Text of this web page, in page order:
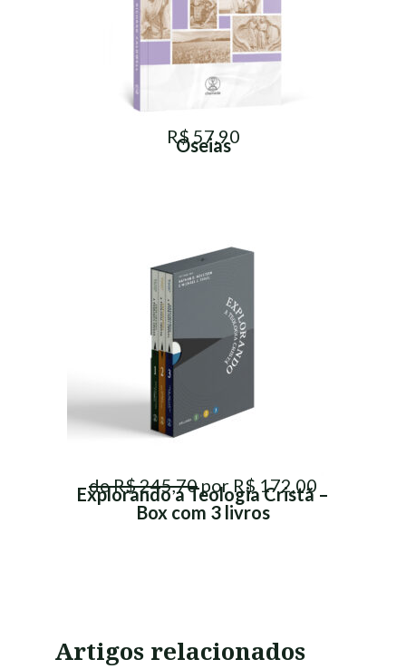
R$ 57,90
Oseias
de R$ 245,70por R$ 172,00
Explorando a Teologia Cristã –
Box com 3 livros
Artigos relacionados